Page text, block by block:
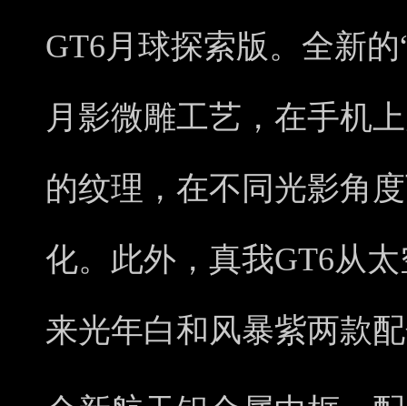
GT6月球探索版。全新
月影微雕工艺，在手机
的纹理，在不同光影角
化。此外，真我GT6从
来光年白和风暴紫两款